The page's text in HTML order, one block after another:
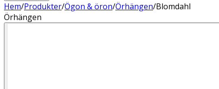
Hem/Produkter/Ögon & öron/Örhängen/Blomdahl
Örhängen